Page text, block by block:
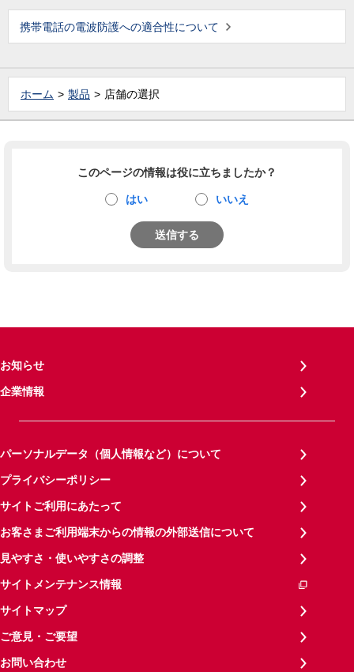
携帯電話の電波防護への適合性について
ホーム 製品 店舗の選択
このページの情報は役に立ちましたか？
はい いいえ
送信する
お知らせ
企業情報
パーソナルデータ（個人情報など）について
プライバシーポリシー
サイトご利用にあたって
お客さまご利用端末からの情報の外部送信について
見やすさ・使いやすさの調整
サイトメンテナンス情報
サイトマップ
ご意見・ご要望
お問い合わせ